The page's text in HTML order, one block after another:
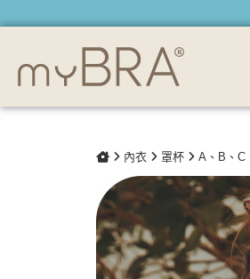
內衣 罩杯 A、B、C